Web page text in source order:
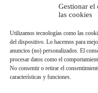
Gestionar el
las cookies
Utilizamos tecnologías como las
del dispositivo. Lo hacemos para
anuncios (no) personalizados. El
procesar datos como el
No consentir o retirar el
características y funciones.
Publicar el comentario